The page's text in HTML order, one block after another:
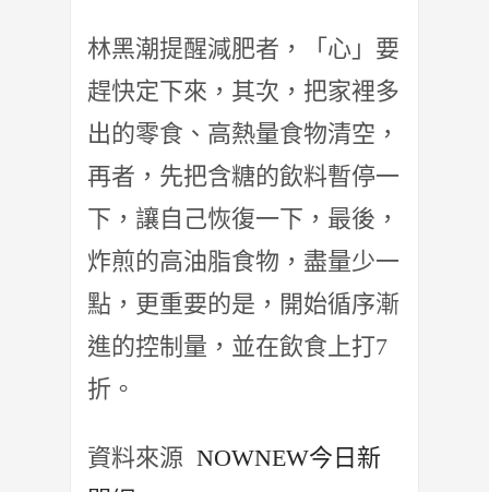
林黑潮提醒減肥者，「心」要
趕快定下來，其次，把家裡多
出的零食、高熱量食物清空，
再者，先把含糖的飲料暫停一
下，讓自己恢復一下，最後，
炸煎的高油脂食物，盡量少一
點，更重要的是，開始循序漸
進的控制量，並在飲食上打7
折。
資料來源 NOWNEW今日新